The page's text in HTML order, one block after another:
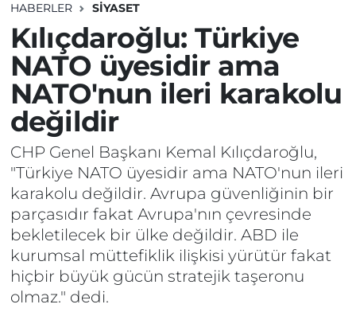
HABERLER SİYASET
Kılıçdaroğlu: Türkiye
NATO üyesidir ama
NATO'nun ileri karakolu
değildir
CHP Genel Başkanı Kemal Kılıçdaroğlu,
"Türkiye NATO üyesidir ama NATO'nun ileri
karakolu değildir. Avrupa güvenliğinin bir
parçasıdır fakat Avrupa'nın çevresinde
bekletilecek bir ülke değildir. ABD ile
kurumsal müttefiklik ilişkisi yürütür fakat
hiçbir büyük gücün stratejik taşeronu
olmaz." dedi.
DÜNYA
EĞİTİM
ÖZEL HABER
Süper Lig Puan Durumu ve Fikstür
Tüm Manşetler
Son Dakika Haberleri
Haber Arşivi